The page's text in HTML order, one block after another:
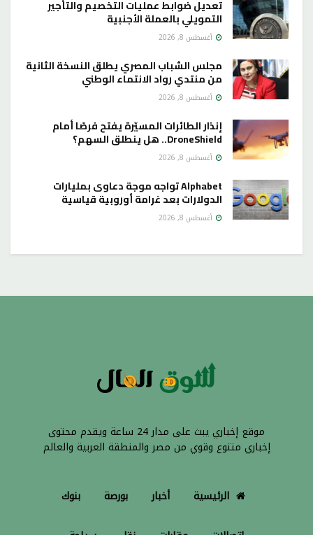
تعديل ضوابط عمليات التخصيم والتأجير
التمويلي بالعملة الأجنبية
أغسطس 8, 2026
مجلس الشباب المصري يطلق النسخة الثانية
من منتدي رواد الانتماء الوطني
أغسطس 8, 2026
إنذار الطائرات المسيّرة يفتح فرصًا أمام
DroneShield.. هل ينطلق السهم؟
أغسطس 8, 2026
Alphabet تواجه موجة دعاوى بمليارات
الدولارات بعد غرامة أوروبية قياسية
أغسطس 8, 2026
موقع إخباري يبث على مدار 24 ساعة ويقدم محتوى
إخباري متنوع وقوي من مصر والمنطقة العربية والعالم
الرئيسية أخبار بورصة بنوك